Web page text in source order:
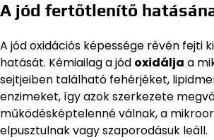
A jód fertőtlenítő
A jód oxidációs képessége révén fejti
hatását. Kémiailag a jód oxidálja a
sejtjeiben található fehérjéket,
enzimeket, így azok szerkezete
működésképtelenné válnak, a
elpusztulnak vagy szaporodásuk leáll.